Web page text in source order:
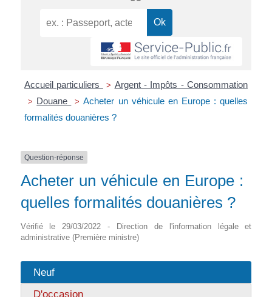
Accueil particuliers > Argent - Impôts - Consommation
> Douane > Acheter un véhicule en Europe : quelles
formalités douanières ?
Question-réponse
Acheter un véhicule en Europe :
quelles formalités douanières ?
Vérifié le 29/03/2022 - Direction de l'information légale et
administrative (Première ministre)
Neuf
D'occasion